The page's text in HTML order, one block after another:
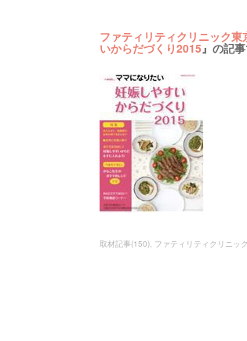
ファティリティクリニック東
いからだづくり2015』の記
取材記事(150) ファティリティクリニッ